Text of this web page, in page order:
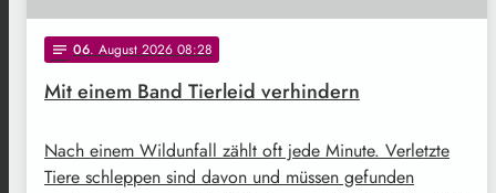
notes 06. August 2026 08:28
Mit einem Band Tierleid verhindern
Nach einem Wildunfall zählt oft jede Minute. Verletzte
Tiere schleppen sind davon und müssen gefunden